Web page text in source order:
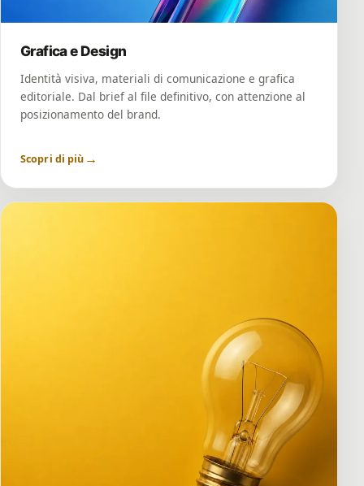
Grafica e Design
Identità visiva, materiali di comunicazione e grafica
editoriale. Dal brief al file definitivo, con attenzione al
posizionamento del brand.
Scopri di più →